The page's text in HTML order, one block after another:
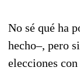
No sé qué ha
hecho–, pero
elecciones